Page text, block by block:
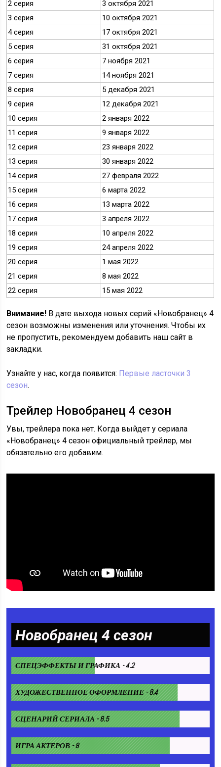
2 серия
3 октября 2021
3 серия
10 октября 2021
4 серия
17 октября 2021
5 серия
31 октября 2021
6 серия
7 ноября 2021
7 серия
14 ноября 2021
8 серия
5 декабря 2021
9 серия
12 декабря 2021
10 серия
2 января 2022
11 серия
9 января 2022
12 серия
23 января 2022
13 серия
30 января 2022
14 серия
27 февраля 2022
15 серия
6 марта 2022
16 серия
13 марта 2022
17 серия
3 апреля 2022
18 серия
10 апреля 2022
19 серия
24 апреля 2022
20 серия
1 мая 2022
21 серия
8 мая 2022
22 серия
15 мая 2022
Внимание! В дате выхода новых серий «Новобранец» 4
сезон возможны изменения или уточнения. Чтобы их
не пропустить, рекомендуем добавить наш сайт в
закладки.
Узнайте у нас, когда появится: Первые ласточки 3
сезон.
Трейлер Новобранец 4 сезон
Увы, трейлера пока нет. Когда выйдет у сериала
«Новобранец» 4 сезон официальный трейлер, мы
обязательно его добавим.
Новобранец 4 сезон
СПЕЦЭФФЕКТЫ И ГРАФИКА - 4.2
ХУДОЖЕСТВЕННОЕ ОФОРМЛЕНИЕ - 8.4
СЦЕНАРИЙ СЕРИАЛА - 8.5
ИГРА АКТЕРОВ - 8